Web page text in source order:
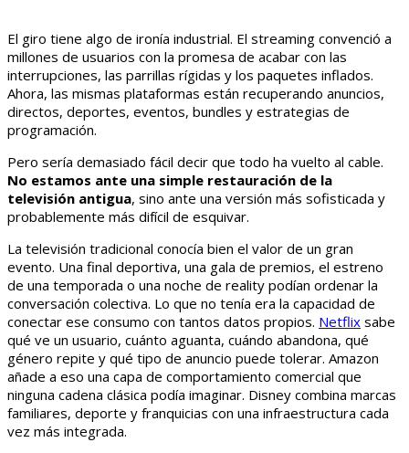
El giro tiene algo de ironía industrial. El streaming convenció a
millones de usuarios con la promesa de acabar con las
interrupciones, las parrillas rígidas y los paquetes inflados.
Ahora, las mismas plataformas están recuperando anuncios,
directos, deportes, eventos, bundles y estrategias de
programación.
Pero sería demasiado fácil decir que todo ha vuelto al cable.
No estamos ante una simple restauración de la
televisión antigua, sino ante una versión más sofisticada y
probablemente más difícil de esquivar.
La televisión tradicional conocía bien el valor de un gran
evento. Una final deportiva, una gala de premios, el estreno
de una temporada o una noche de reality podían ordenar la
conversación colectiva. Lo que no tenía era la capacidad de
conectar ese consumo con tantos datos propios. Netflix sabe
qué ve un usuario, cuánto aguanta, cuándo abandona, qué
género repite y qué tipo de anuncio puede tolerar. Amazon
añade a eso una capa de comportamiento comercial que
ninguna cadena clásica podía imaginar. Disney combina marcas
familiares, deporte y franquicias con una infraestructura cada
vez más integrada.